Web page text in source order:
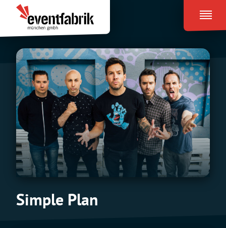
Inhalt
springen
Eventfabrik
München
Simple Plan